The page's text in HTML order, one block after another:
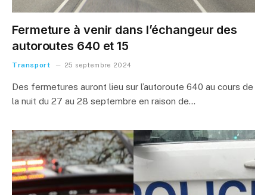
Fermeture à venir dans l’échangeur des
autoroutes 640 et 15
Transport 25 septembre 2024
Des fermetures auront lieu sur l’autoroute 640 au cours de
la nuit du 27 au 28 septembre en raison de…